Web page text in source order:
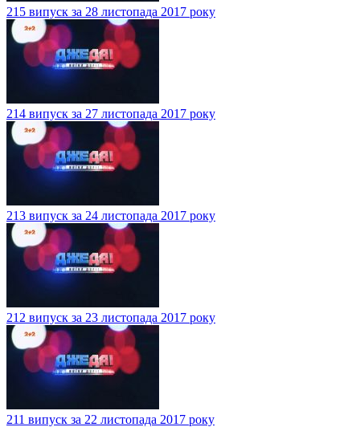
215 випуск за 28 листопада 2017 року
214 випуск за 27 листопада 2017 року
213 випуск за 24 листопада 2017 року
212 випуск за 23 листопада 2017 року
211 випуск за 22 листопада 2017 року